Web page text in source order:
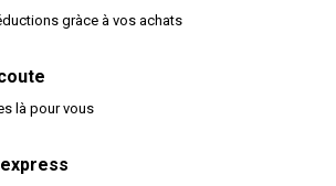
gràce à vos achats
là pour vous